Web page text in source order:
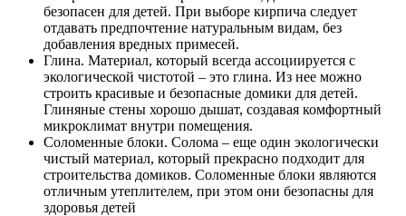
безопасен для детей. При выборе кирпича следует
отдавать предпочтение натуральным видам, без
добавления вредных примесей.
Глина. Материал, который всегда ассоциируется с
экологической чистотой – это глина. Из нее можно
строить красивые и безопасные домики для детей.
Глиняные стены хорошо дышат, создавая комфортный
микроклимат внутри помещения.
Соломенные блоки. Солома – еще один экологически
чистый материал, который прекрасно подходит для
строительства домиков. Соломенные блоки являются
отличным утеплителем, при этом они безопасны для
здоровья детей